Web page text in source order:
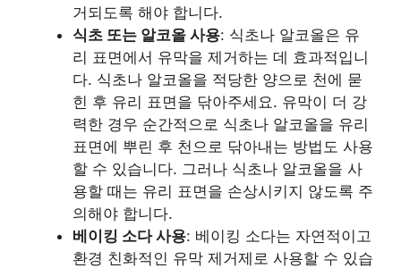
거되도록 해야 합니다.
식초 또는 알코올 사용: 식초나 알코올은 유
리 표면에서 유막을 제거하는 데 효과적입니
다. 식초나 알코올을 적당한 양으로 천에 묻
힌 후 유리 표면을 닦아주세요. 유막이 더 강
력한 경우 순간적으로 식초나 알코올을 유리
표면에 뿌린 후 천으로 닦아내는 방법도 사용
할 수 있습니다. 그러나 식초나 알코올을 사
용할 때는 유리 표면을 손상시키지 않도록 주
의해야 합니다.
베이킹 소다 사용: 베이킹 소다는 자연적이고
환경 친화적인 유막 제거제로 사용할 수 있습